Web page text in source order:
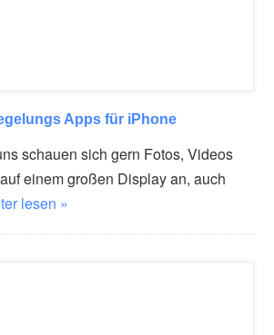
Apps für iPhone
schauen sich gern Fotos, Videos
einem großen Display an, auch
lesen »